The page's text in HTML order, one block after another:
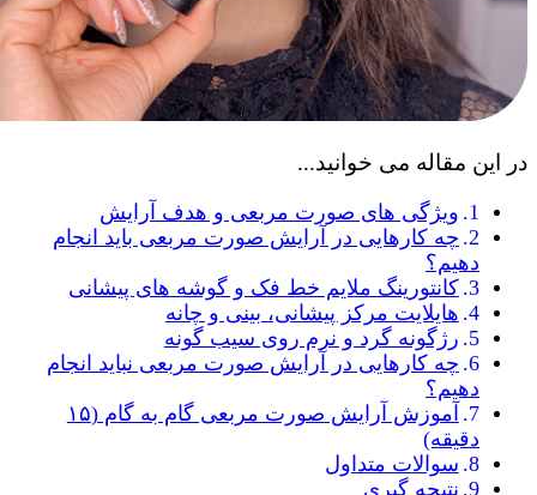
در این مقاله می خوانید...
ویژگی‌ های صورت مربعی و هدف آرایش
چه کارهایی در آرایش صورت مربعی باید انجام
دهیم؟
کانتورینگ ملایم خط فک و گوشه های پیشانی
هایلایت مرکز پیشانی، بینی و چانه
رژگونه گرد و نرم روی سیب گونه
چه کارهایی در آرایش صورت مربعی نباید انجام
دهیم؟
آموزش آرایش صورت مربعی گام‌ به‌ گام (۱۵
دقیقه)
سوالات متداول
نتیجه گیری